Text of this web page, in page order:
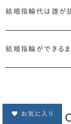
結婚指輪の人気デザイ
もしよく身に着ける
も考えてみましょう
ることを目的に、結
材」でオーダーする方
ブリリアンスプラス
など豊富な素材の選
てみてください。
・ミラー以外の仕上げ
もっと人と被らない
ミオーダーでこだわ
材（カラー）や幅の
結婚指輪の一覧を見る
結婚指輪代は誰が
る回答が、二人でが
二人で購入すると
結婚指輪ができる
ほとんどの結婚指輪
お気に入り